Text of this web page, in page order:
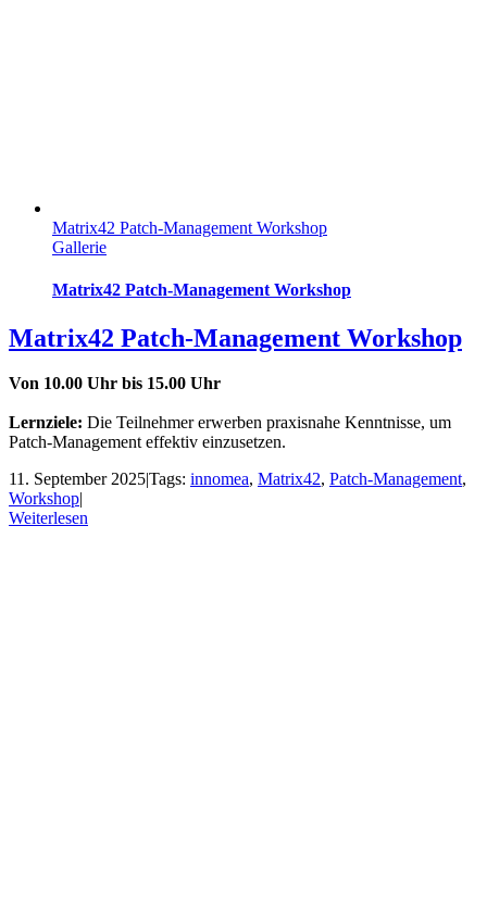
Matrix42 Patch-Management Workshop
Gallerie
Matrix42 Patch-Management Workshop
Matrix42 Patch-Management Workshop
Von 10.00 Uhr bis 15.00 Uhr
Lernziele: Die Teilnehmer erwerben praxisnahe Kenntnisse, um
Patch-Management effektiv einzusetzen.
11. September 2025|Tags: innomea, Matrix42, Patch-Management,
Workshop|
Weiterlesen